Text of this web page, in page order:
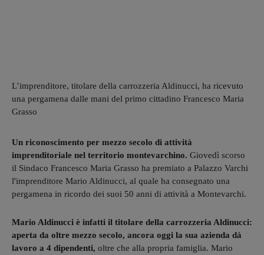
L’imprenditore, titolare della carrozzeria Aldinucci, ha ricevuto
una pergamena dalle mani del primo cittadino Francesco Maria
Grasso
Un riconoscimento per mezzo secolo di attività
imprenditoriale nel territorio montevarchino. Giovedì scorso
il Sindaco Francesco Maria Grasso ha premiato a Palazzo Varchi
l'imprenditore Mario Aldinucci, al quale ha consegnato una
pergamena in ricordo dei suoi 50 anni di attività a Montevarchi.
Mario Aldinucci è infatti il titolare della carrozzeria Aldinucci:
aperta da oltre mezzo secolo, ancora oggi la sua azienda dà
lavoro a 4 dipendenti, oltre che alla propria famiglia. Mario